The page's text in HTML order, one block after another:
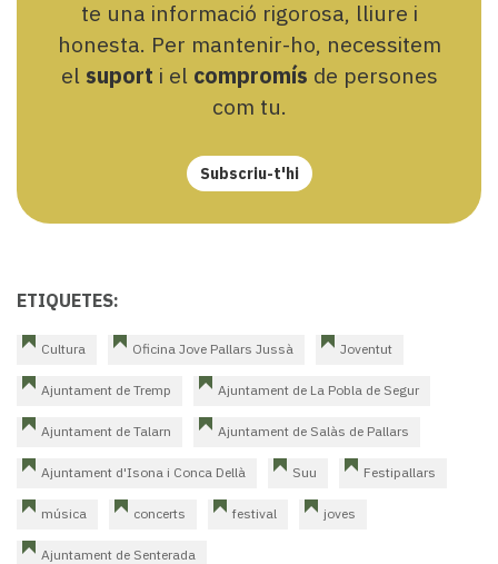
te una informació rigorosa, lliure i
honesta. Per mantenir-ho, necessitem
el suport i el compromís de persones
com tu.
Subscriu-t'hi
ETIQUETES:
Cultura Oficina Jove Pallars Jussà Joventut
Ajuntament de Tremp Ajuntament de La Pobla de Segur
Ajuntament de Talarn Ajuntament de Salàs de Pallars
Ajuntament d'Isona i Conca Dellà Suu Festipallars
música concerts festival joves
Ajuntament de Senterada